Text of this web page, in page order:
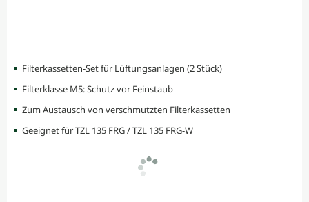
Filterkassetten-Set für Lüftungsanlagen (2 Stück)
Filterklasse M5: Schutz vor Feinstaub
Zum Austausch von verschmutzten Filterkassetten
Geeignet für TZL 135 FRG / TZL 135 FRG-W